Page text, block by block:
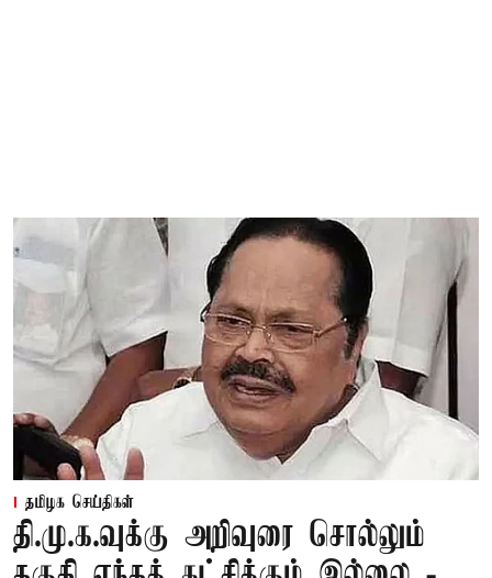
தமிழக செய்திகள்
தி.மு.க.வுக்கு அறிவுரை சொல்லும்